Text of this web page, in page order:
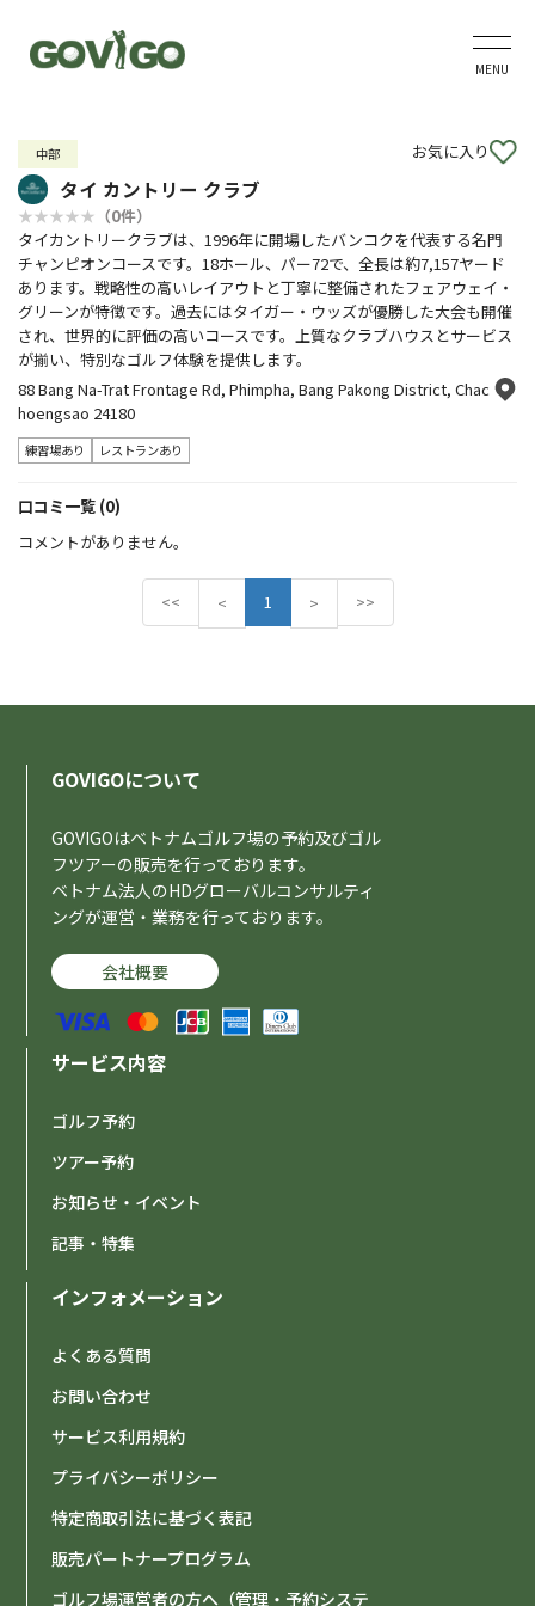
MENU
中部
タイ カントリー クラブ
お気に入り
（0件）
タイカントリークラブは、1996年に開場したバンコクを代表する名門
チャンピオンコースです。18ホール、パー72で、全長は約7,157ヤード
あります。戦略性の高いレイアウトと丁寧に整備されたフェアウェイ・
グリーンが特徴です。過去にはタイガー・ウッズが優勝した大会も開催
され、世界的に評価の高いコースです。上質なクラブハウスとサービス
が揃い、特別なゴルフ体験を提供します。
88 Bang Na-Trat Frontage Rd, Phimpha, Bang Pakong District, Chac
hoengsao 24180
練習場あり レストランあり
口コミ一覧 (0)
コメントがありません。
<< <P
r
1 >N
e
>>
GOVIGOについて
GOVIGOはベトナムゴルフ場の予約及びゴル
フツアーの販売を行っております。
ベトナム法人のHDグローバルコンサルティ
ングが運営・業務を行っております。
会社概要
サービス内容
ゴルフ予約
ツアー予約
お知らせ・イベント
記事・特集
インフォメーション
よくある質問
お問い合わせ
サービス利用規約
プライバシーポリシー
特定商取引法に基づく表記
販売パートナープログラム
ゴルフ場運営者の方へ（管理・予約システ